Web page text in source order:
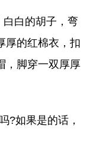
白的胡子，弯
厚的红棉衣，扣
，脚穿一双厚厚
?如果是的话，